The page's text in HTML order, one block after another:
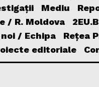
Mediu
/ R. Moldova
/ Echipa
Rețea
editoriale